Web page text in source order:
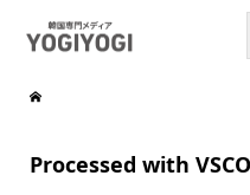
Processed with